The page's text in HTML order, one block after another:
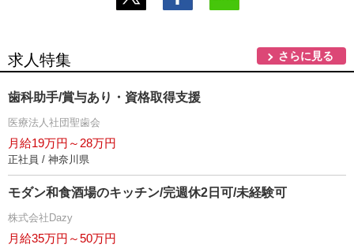
求人特集 さらに見る
歯科助手/賞与あり・資格取得支援
医療法人社団聖歯会
月給19万円～28万円
正社員 / 神奈川県
モダン和食酒場のキッチン/完週休2日可/未経験可
株式会社Dazy
月給35万円～50万円